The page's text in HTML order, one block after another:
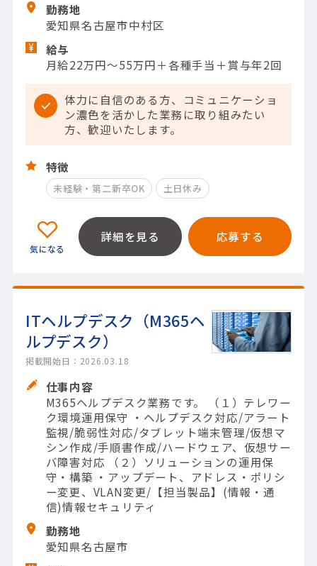
勤務地
愛知県名古屋市中村区
給与
月給22万円～55万円＋各種手当＋賞与年2回
体力に自信のある方、コミュニケーショ
ン濃色を活かした業務に取り組みたい
方、歓迎いたします。
特徴
未経験・第二新卒OK 土日休み
詳細を見る 応募する
ITヘルプデスク（M365ヘ
ルプデスク）
掲載開始日：2026.03.18
仕事内容
M365ヘルプデスク業務です。 （１）テレワー
ク環境運用保守 ・ヘルプデスク対応/アラート
監視/脆弱性対応/タブレット端末管理/仮想マ
シン作成/手順書作成/ハードウェア、仮想サー
バ障害対応 （２）ソリューションの運用保
守・構築 ・アップデート、アドレス・ポリシ
ー変更、VLAN変更/【担当製品】(情報・通
信)情報セキュリティ
勤務地
愛知県名古屋市